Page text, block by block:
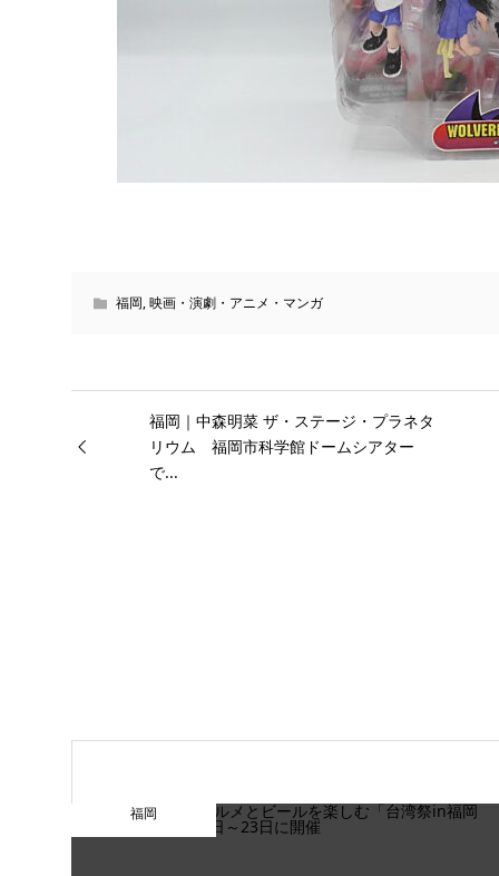
福岡,映画・演劇・アニメ・マンガ
福岡｜中森明菜 ザ・ステージ・プラネタ
リウム 福岡市科学館ドームシアター
で...
福岡